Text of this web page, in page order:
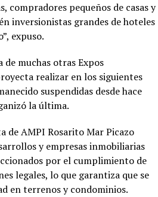
compradores pequeños de casas y
inversionistas grandes de hoteles
expuso.
de muchas otras Expos
realizar en los siguientes
suspendidas desde hace
la última.
de AMPI Rosarito Mar Picazo
y empresas inmobiliarias
por el cumplimiento de
legales, lo que garantiza que se
en terrenos y condominios.